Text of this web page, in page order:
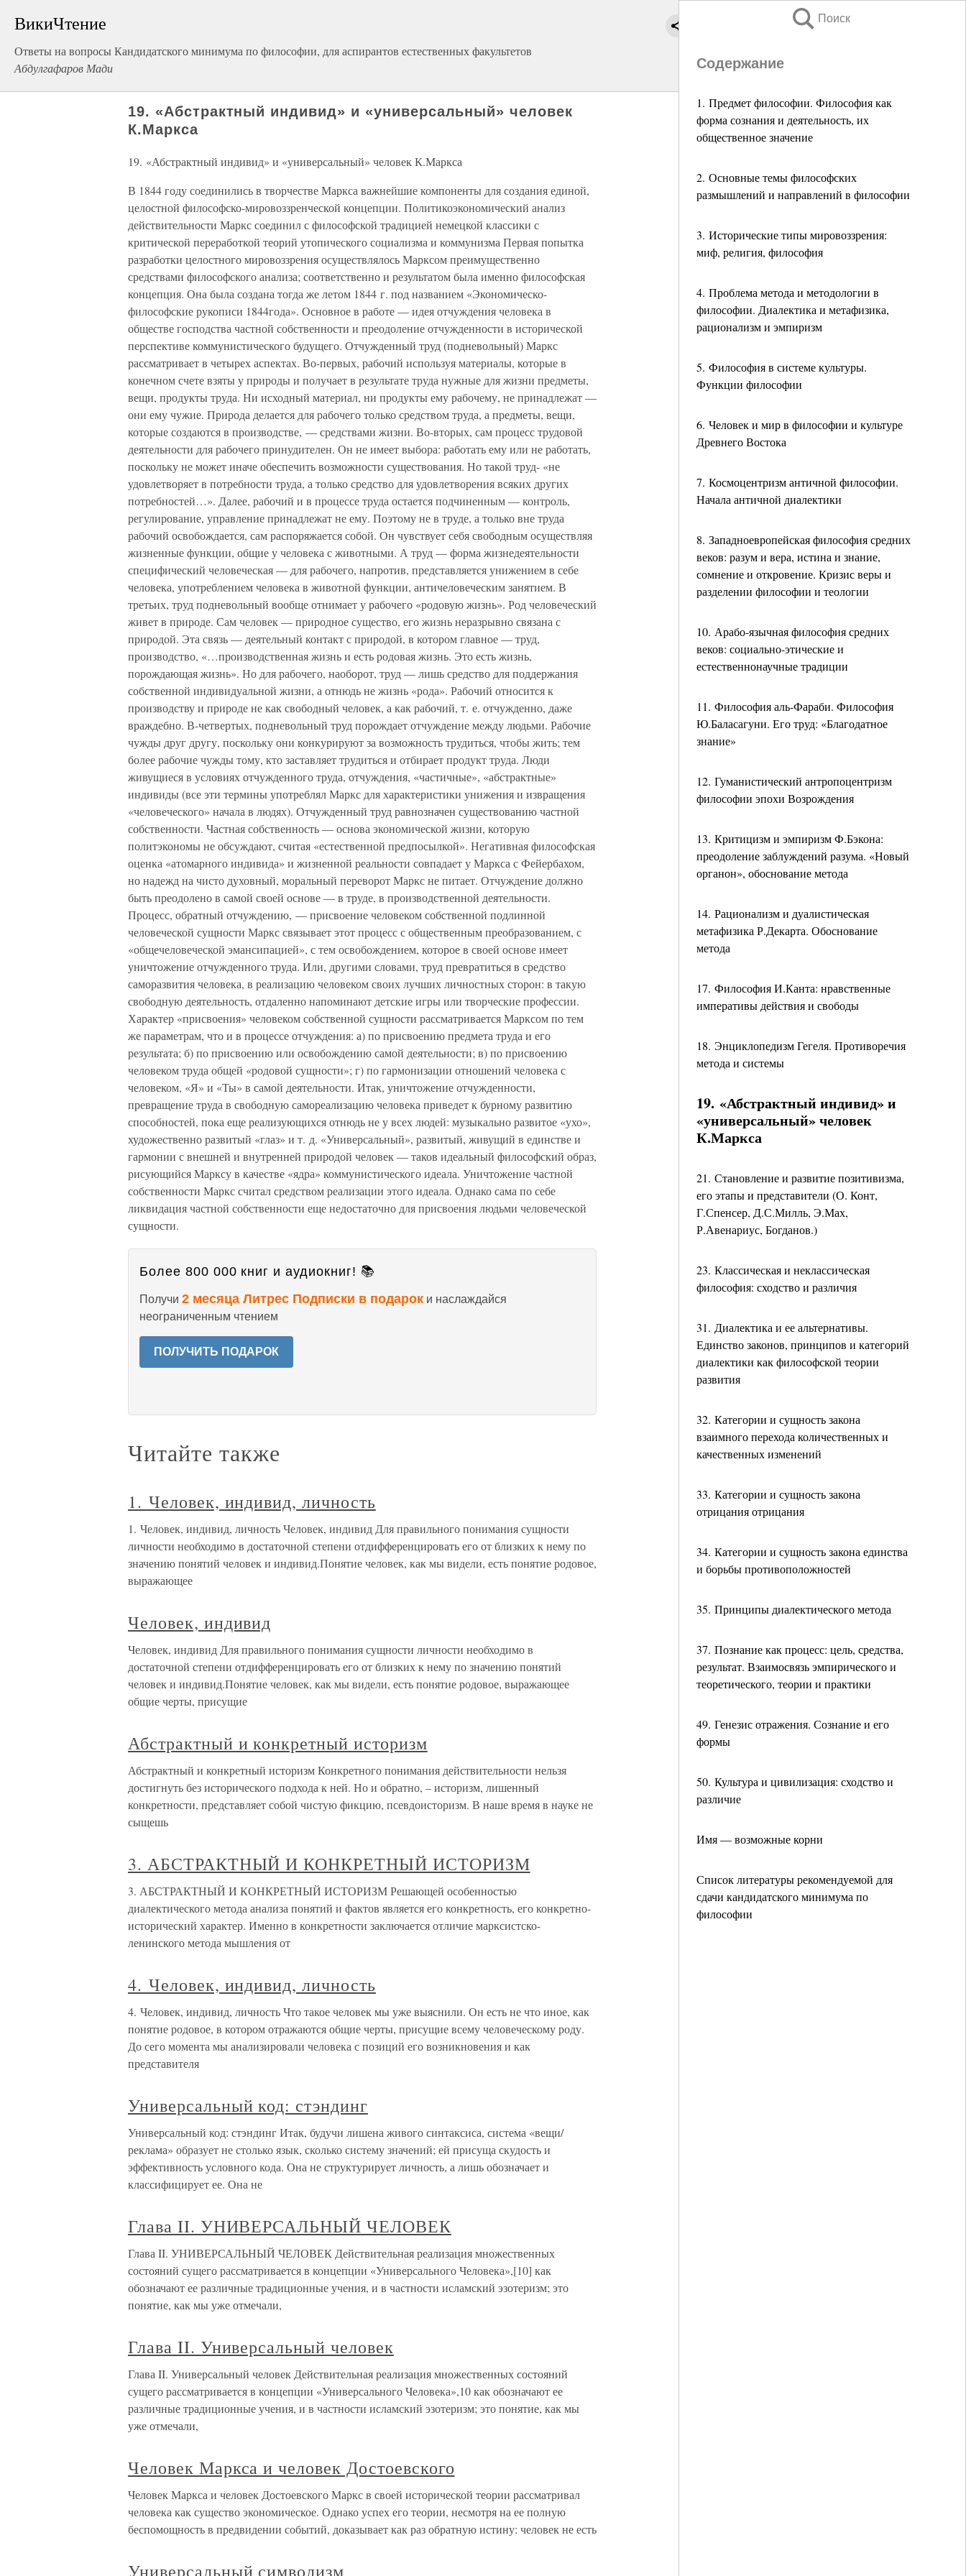
ВикиЧтение
Ответы на вопросы Кандидатского минимума по философии, для аспирантов естественных факультетов
Абдулгафаров Мади
Поиск
Содержание
1. Предмет философии. Философия как
форма сознания и деятельность, их
общественное значение
2. Основные темы философских
размышлений и направлений в философии
3. Исторические типы мировоззрения:
миф, религия, философия
4. Проблема метода и методологии в
философии. Диалектика и метафизика,
рационализм и эмпиризм
5. Философия в системе культуры.
Функции философии
6. Человек и мир в философии и культуре
Древнего Востока
7. Космоцентризм античной философии.
Начала античной диалектики
8. Западноевропейская философия средних
веков: разум и вера, истина и знание,
сомнение и откровение. Кризис веры и
разделении философии и теологии
10. Арабо-язычная философия средних
веков: социально-этические и
естественнонаучные традиции
11. Философия аль-Фараби. Философия
Ю.Баласагуни. Его труд: «Благодатное
знание»
12. Гуманистический антропоцентризм
философии эпохи Возрождения
13. Критицизм и эмпиризм Ф.Бэкона:
преодоление заблуждений разума. «Новый
органон», обоснование метода
14. Рационализм и дуалистическая
метафизика Р.Декарта. Обоснование
метода
17. Философия И.Канта: нравственные
императивы действия и свободы
18. Энциклопедизм Гегеля. Противоречия
метода и системы
19. «Абстрактный индивид» и
«универсальный» человек
К.Маркса
21. Становление и развитие позитивизма,
его этапы и представители (О. Конт,
Г.Спенсер, Д.С.Милль, Э.Мах,
Р.Авенариус, Богданов.)
23. Классическая и неклассическая
философия: сходство и различия
31. Диалектика и ее альтернативы.
Единство законов, принципов и категорий
диалектики как философской теории
развития
32. Категории и сущность закона
взаимного перехода количественных и
качественных изменений
33. Категории и сущность закона
отрицания отрицания
34. Категории и сущность закона единства
и борьбы противоположностей
35. Принципы диалектического метода
37. Познание как процесс: цель, средства,
результат. Взаимосвязь эмпирического и
теоретического, теории и практики
49. Генезис отражения. Сознание и его
формы
50. Культура и цивилизация: сходство и
различие
Имя — возможные корни
Список литературы рекомендуемой для
сдачи кандидатского минимума по
философии
19. «Абстрактный индивид» и «универсальный» человек
К.Маркса
19. «Абстрактный индивид» и «универсальный» человек К.Маркса
В 1844 году соединились в творчестве Маркса важнейшие компоненты для создания единой,
целостной философско-мировоззренческой концепции. Политикоэкономический анализ
действительности Маркс соединил с философской традицией немецкой классики с
критической переработкой теорий утопического социализма и коммунизма Первая попытка
разработки целостного мировоззрения осуществлялось Марксом преимущественно
средствами философского анализа; соответственно и результатом была именно философская
концепция. Она была создана тогда же летом 1844 г. под названием «Экономическо-
философские рукописи 1844года». Основное в работе — идея отчуждения человека в
обществе господства частной собственности и преодоление отчужденности в исторической
перспективе коммунистического будущего. Отчужденный труд (подневольный) Маркс
рассматривает в четырех аспектах. Во-первых, рабочий используя материалы, которые в
конечном счете взяты у природы и получает в результате труда нужные для жизни предметы,
вещи, продукты труда. Ни исходный материал, ни продукты ему рабочему, не принадлежат —
они ему чужие. Природа делается для рабочего только средством труда, а предметы, вещи,
которые создаются в производстве, — средствами жизни. Во-вторых, сам процесс трудовой
деятельности для рабочего принудителен. Он не имеет выбора: работать ему или не работать,
поскольку не может иначе обеспечить возможности существования. Но такой труд- «не
удовлетворяет в потребности труда, а только средство для удовлетворения всяких других
потребностей…». Далее, рабочий и в процессе труда остается подчиненным — контроль,
регулирование, управление принадлежат не ему. Поэтому не в труде, а только вне труда
рабочий освобождается, сам распоряжается собой. Он чувствует себя свободным осуществляя
жизненные функции, общие у человека с животными. А труд — форма жизнедеятельности
специфический человеческая — для рабочего, напротив, представляется унижением в себе
человека, употреблением человека в животной функции, античеловеческим занятием. В
третьих, труд подневольный вообще отнимает у рабочего «родовую жизнь». Род человеческий
живет в природе. Сам человек — природное существо, его жизнь неразрывно связана с
природой. Эта связь — деятельный контакт с природой, в котором главное — труд,
производство, «…производственная жизнь и есть родовая жизнь. Это есть жизнь,
порождающая жизнь». Но для рабочего, наоборот, труд — лишь средство для поддержания
собственной индивидуальной жизни, а отнюдь не жизнь «рода». Рабочий относится к
производству и природе не как свободный человек, а как рабочий, т. е. отчужденно, даже
враждебно. В-четвертых, подневольный труд порождает отчуждение между людьми. Рабочие
чужды друг другу, поскольку они конкурируют за возможность трудиться, чтобы жить; тем
более рабочие чужды тому, кто заставляет трудиться и отбирает продукт труда. Люди
живущиеся в условиях отчужденного труда, отчуждения, «частичные», «абстрактные»
индивиды (все эти термины употреблял Маркс для характеристики унижения и извращения
«человеческого» начала в людях). Отчужденный труд равнозначен существованию частной
собственности. Частная собственность — основа экономической жизни, которую
политэкономы не обсуждают, считая «естественной предпосылкой». Негативная философская
оценка «атомарного индивида» и жизненной реальности совпадает у Маркса с Фейербахом,
но надежд на чисто духовный, моральный переворот Маркс не питает. Отчуждение должно
быть преодолено в самой своей основе — в труде, в производственной деятельности.
Процесс, обратный отчуждению, — присвоение человеком собственной подлинной
человеческой сущности Маркс связывает этот процесс с общественным преобразованием, с
«общечеловеческой эмансипацией», с тем освобождением, которое в своей основе имеет
уничтожение отчужденного труда. Или, другими словами, труд превратиться в средство
саморазвития человека, в реализацию человеком своих лучших личностных сторон: в такую
свободную деятельность, отдаленно напоминают детские игры или творческие профессии.
Характер «присвоения» человеком собственной сущности рассматривается Марксом по тем
же параметрам, что и в процессе отчуждения: а) по присвоению предмета труда и его
результата; б) по присвоению или освобождению самой деятельности; в) по присвоению
человеком труда общей «родовой сущности»; г) по гармонизации отношений человека с
человеком, «Я» и «Ты» в самой деятельности. Итак, уничтожение отчужденности,
превращение труда в свободную самореализацию человека приведет к бурному развитию
способностей, пока еще реализующихся отнюдь не у всех людей: музыкально развитое «ухо»,
художественно развитый «глаз» и т. д. «Универсальный», развитый, живущий в единстве и
гармонии с внешней и внутренней природой человек — таков идеальный философский образ,
рисующийся Марксу в качестве «ядра» коммунистического идеала. Уничтожение частной
собственности Маркс считал средством реализации этого идеала. Однако сама по себе
ликвидация частной собственности еще недостаточно для присвоения людьми человеческой
сущности.
Более 800 000 книг и аудиокниг! 📚
Получи 2 месяца Литрес Подписки в подарок и наслаждайся
неограниченным чтением
ПОЛУЧИТЬ ПОДАРОК
Читайте также
1. Человек, индивид, личность
1. Человек, индивид, личность Человек, индивид Для правильного понимания сущности
личности необходимо в достаточной степени отдифференцировать его от близких к нему по
значению понятий человек и индивид.Понятие человек, как мы видели, есть понятие родовое,
выражающее
Человек, индивид
Человек, индивид Для правильного понимания сущности личности необходимо в
достаточной степени отдифференцировать его от близких к нему по значению понятий
человек и индивид.Понятие человек, как мы видели, есть понятие родовое, выражающее
общие черты, присущие
Абстрактный и конкретный историзм
Абстрактный и конкретный историзм Конкретного понимания действительности нельзя
достигнуть без исторического подхода к ней. Но и обратно, – историзм, лишенный
конкретности, представляет собой чистую фикцию, псевдоисторизм. В наше время в науке не
сыщешь
3. АБСТРАКТНЫЙ И КОНКРЕТНЫЙ ИСТОРИЗМ
3. АБСТРАКТНЫЙ И КОНКРЕТНЫЙ ИСТОРИЗМ Решающей особенностью
диалектического метода анализа понятий и фактов является его конкретность, его конкретно-
исторический характер. Именно в конкретности заключается отличие марксистско-
ленинского метода мышления от
4. Человек, индивид, личность
4. Человек, индивид, личность Что такое человек мы уже выяснили. Он есть не что иное, как
понятие родовое, в котором отражаются общие черты, присущие всему человеческому роду.
До сего момента мы анализировали человека с позиций его возникновения и как
представителя
Универсальный код: стэндинг
Универсальный код: стэндинг Итак, будучи лишена живого синтаксиса, система «вещи/
реклама» образует не столько язык, сколько систему значений; ей присуща скудость и
эффективность условного кода. Она не структурирует личность, а лишь обозначает и
классифицирует ее. Она не
Глава II. УНИВЕРСАЛЬНЫЙ ЧЕЛОВЕК
Глава II. УНИВЕРСАЛЬНЫЙ ЧЕЛОВЕК Действительная реализация множественных
состояний сущего рассматривается в концепции «Универсального Человека»,[10] как
обозначают ее различные традиционные учения, и в частности исламский эзотеризм; это
понятие, как мы уже отмечали,
Глава II. Универсальный человек
Глава II. Универсальный человек Действительная реализация множественных состояний
сущего рассматривается в концепции «Универсального Человека»,10 как обозначают ее
различные традиционные учения, и в частности исламский эзотеризм; это понятие, как мы
уже отмечали,
Человек Маркса и человек Достоевского
Человек Маркса и человек Достоевского Маркс в своей исторической теории рассматривал
человека как существо экономическое. Однако успех его теории, несмот­ря на ее полную
беспомощность в предвидении событий, дока­зывает как раз обратную истину: человек не есть
Универсальный символизм